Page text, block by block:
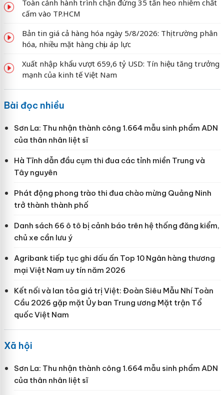
Toàn cảnh hành trình chặn đứng 35 tấn heo nhiễm chất
cấm vào TP.HCM
Bản tin giá cả hàng hóa ngày 5/8/2026: Thị trường phân
hóa, nhiều mặt hàng chịu áp lực
Xuất nhập khẩu vượt 659,6 tỷ USD: Tín hiệu tăng trưởng
mạnh của kinh tế Việt Nam
Bài đọc nhiều
Sơn La: Thu nhận thành công 1.664 mẫu sinh phẩm ADN
của thân nhân liệt sĩ
Hà Tĩnh dẫn đầu cụm thi đua các tỉnh miền Trung và
Tây nguyên
Phát động phong trào thi đua chào mừng Quảng Ninh
trở thành thành phố
Danh sách 66 ô tô bị cảnh báo trên hệ thống đăng kiểm,
chủ xe cần lưu ý
Agribank tiếp tục ghi dấu ấn Top 10 Ngân hàng thương
mại Việt Nam uy tín năm 2026
Kết nối và lan tỏa giá trị Việt: Đoàn Siêu Mẫu Nhí Toàn
Cầu 2026 gặp mặt Ủy ban Trung ương Mặt trận Tổ
quốc Việt Nam
Xã hội
Sơn La: Thu nhận thành công 1.664 mẫu sinh phẩm ADN
của thân nhân liệt sĩ